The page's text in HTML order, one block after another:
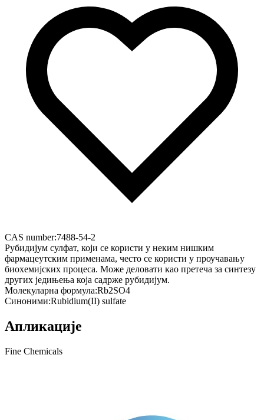
CAS number:7488-54-2
Рубидијум сулфат, који се користи у неким нишким
фармацеутским применама, често се користи у проучавању
биохемијских процеса. Може деловати као претеча за синтезу
других једињења која садрже рубидијум.
Молекуларна формула:Rb2SO4
Синоними:Rubidium(II) sulfate
Апликације
Fine Chemicals